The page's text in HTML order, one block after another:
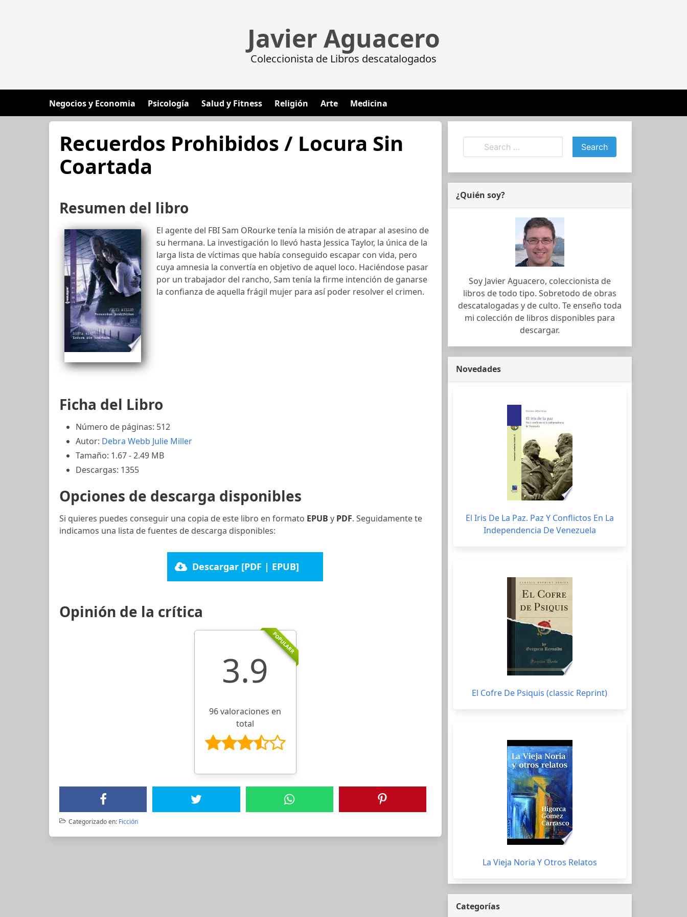
Javier Aguacero
Coleccionista de Libros descatalogados
Negocios y Economia Psicología Salud y Fitness Religión Arte Medicina
Recuerdos Prohibidos / Locura Sin
Coartada
Resumen del libro
El agente del FBI Sam ORourke tenía la misión de atrapar al asesino de
su hermana. La investigación lo llevó hasta Jessica Taylor, la única de la
larga lista de víctimas que había conseguido escapar con vida, pero
cuya amnesia la convertía en objetivo de aquel loco. Haciéndose pasar
por un trabajador del rancho, Sam tenía la firme intención de ganarse
la confianza de aquella frágil mujer para así poder resolver el crimen.
Ficha del Libro
Número de páginas: 512
Autor: Debra Webb Julie Miller
Tamaño: 1.67 - 2.49 MB
Descargas: 1355
Opciones de descarga disponibles
Si quieres puedes conseguir una copia de este libro en formato EPUB y PDF. Seguidamente te
indicamos una lista de fuentes de descarga disponibles:
Descargar [PDF | EPUB]
Opinión de la crítica
POPULARR
3.9
96 valoraciones en
total
Categorizado en: Ficción
¿Quién soy?
Soy Javier Aguacero, coleccionista de
libros de todo tipo. Sobretodo de obras
descatalogadas y de culto. Te enseño toda
mi colección de libros disponibles para
descargar.
Novedades
El Iris De La Paz. Paz Y Conflictos En La
Independencia De Venezuela
El Cofre De Psiquis (classic Reprint)
La Vieja Noria Y Otros Relatos
Categorías